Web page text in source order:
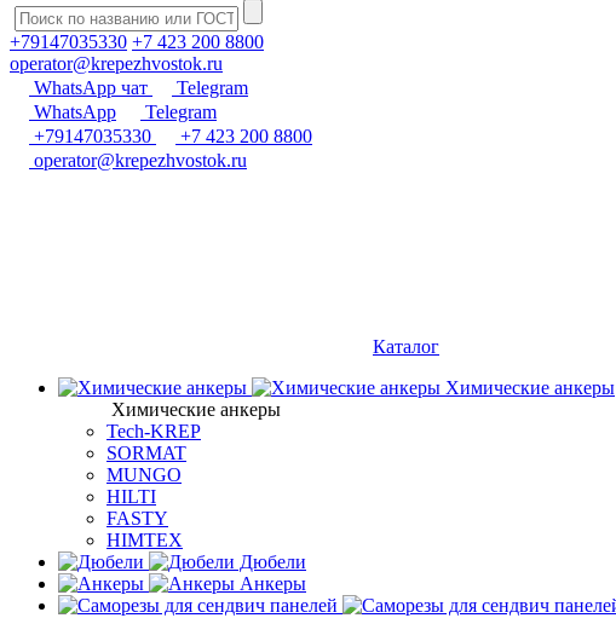
+79147035330 +7 423 200 8800
operator@krepezhvostok.ru
WhatsApp чат
Telegram
WhatsApp
Telegram
+79147035330
+7 423 200 8800
operator@krepezhvostok.ru
Каталог
Химические анкеры
Химические анкеры
Tech-KREP
SORMAT
MUNGO
HILTI
FASTY
HIMTEX
Дюбели
Анкеры